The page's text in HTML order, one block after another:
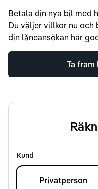
Betala din nya bil med
Du väljer villkor nu
din låneansökan har
Ta
Kund
Privatperson